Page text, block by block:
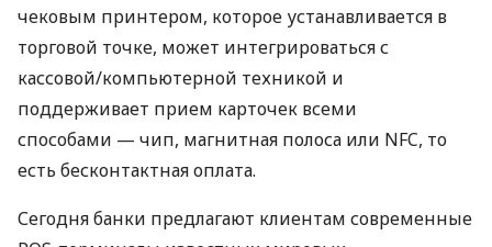
чековым принтером, которое устанавливается в
торговой точке, может интегрироваться с
кассовой/компьютерной техникой и
поддерживает прием карточек всеми
способами — чип, магнитная полоса или NFC, то
есть бесконтактная оплата.
Сегодня банки предлагают клиентам современные